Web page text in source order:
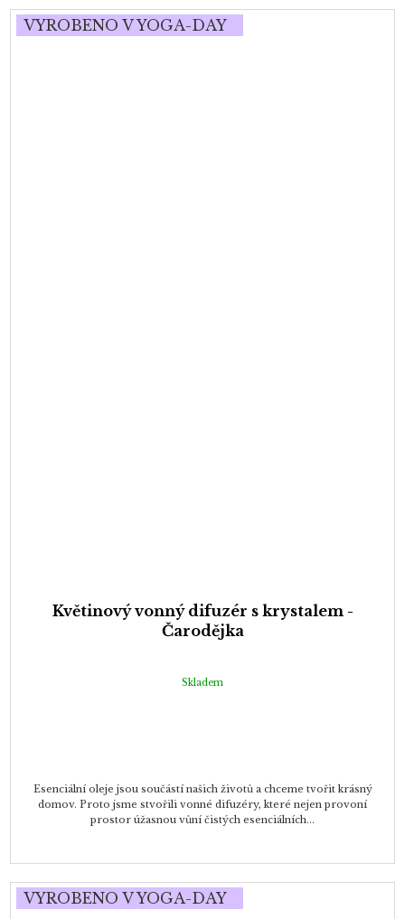
VYROBENO V YOGA-DAY
Květinový vonný difuzér s krystalem -
Čarodějka
Skladem
Esenciální oleje jsou součástí našich životů a chceme tvořit krásný
domov. Proto jsme stvořili vonné difuzéry, které nejen provoní
prostor úžasnou vůní čistých esenciálních...
VYROBENO V YOGA-DAY